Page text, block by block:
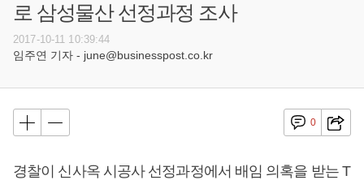
로 삼성물산 선정과정 조사
2017-10-11 10:39:44
임주연 기자 - june@businesspost.co.kr
0
경찰이 신사옥 시공사 선정과정에서 배임 의혹을 받는 T